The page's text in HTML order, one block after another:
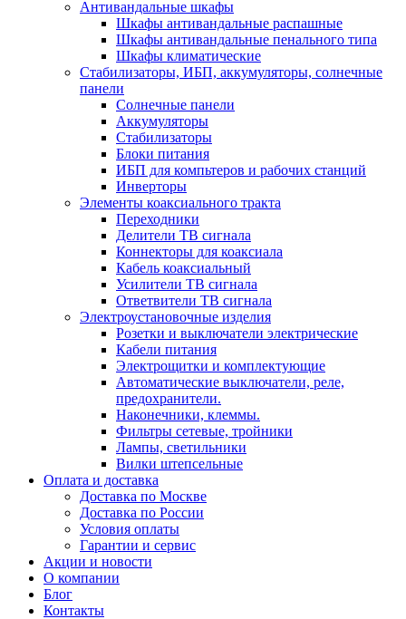
Антивандальные шкафы
Шкафы антивандальные распашные
Шкафы антивандальные пенального типа
Шкафы климатические
Стабилизаторы, ИБП, аккумуляторы, солнечные
панели
Солнечные панели
Аккумуляторы
Стабилизаторы
Блоки питания
ИБП для компьтеров и рабочих станций
Инверторы
Элементы коаксиального тракта
Переходники
Делители ТВ сигнала
Коннекторы для коаксиала
Кабель коаксиальный
Усилители ТВ сигнала
Ответвители ТВ сигнала
Электроустановочные изделия
Розетки и выключатели электрические
Кабели питания
Электрощитки и комплектующие
Автоматические выключатели, реле,
предохранители.
Наконечники, клеммы.
Фильтры сетевые, тройники
Лампы, светильники
Вилки штепсельные
Оплата и доставка
Доставка по Москве
Доставка по России
Условия оплаты
Гарантии и сервис
Акции и новости
О компании
Блог
Контакты